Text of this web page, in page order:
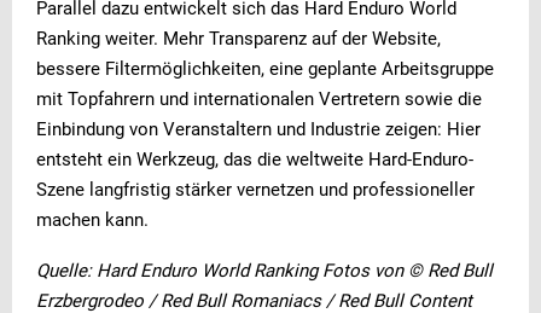
Parallel dazu entwickelt sich das Hard Enduro World
Ranking weiter. Mehr Transparenz auf der Website,
bessere Filtermöglichkeiten, eine geplante Arbeitsgruppe
mit Topfahrern und internationalen Vertretern sowie die
Einbindung von Veranstaltern und Industrie zeigen: Hier
entsteht ein Werkzeug, das die weltweite Hard-Enduro-
Szene langfristig stärker vernetzen und professioneller
machen kann.
Quelle: Hard Enduro World Ranking Fotos von © Red Bull
Erzbergrodeo / Red Bull Romaniacs / Red Bull Content